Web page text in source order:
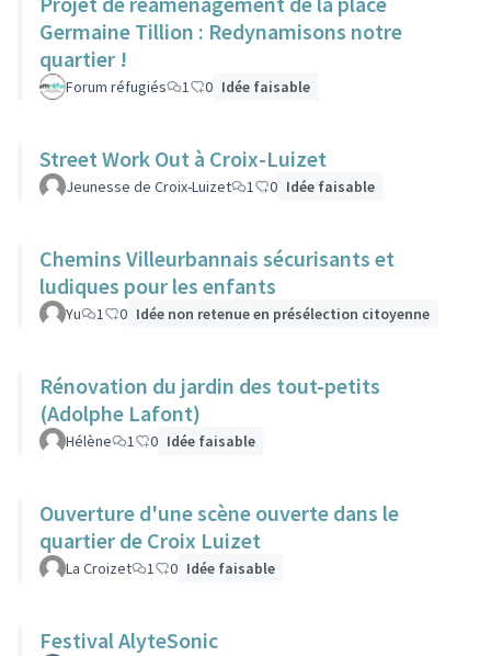
Germaine Tillion : Redynamisons notre
quartier !
Forum réfugiés 1 0 Idée faisable
Street Work Out à Croix-Luizet
Jeunesse de Croix-Luizet 1 0 Idée faisable
Chemins Villeurbannais sécurisants et
ludiques pour les enfants
Yu 1 0 Idée non retenue en présélection citoyenne
Rénovation du jardin des tout-petits
(Adolphe Lafont)
Hélène 1 0 Idée faisable
Ouverture d'une scène ouverte dans le
quartier de Croix Luizet
La Croizet 1 0 Idée faisable
Festival AlyteSonic